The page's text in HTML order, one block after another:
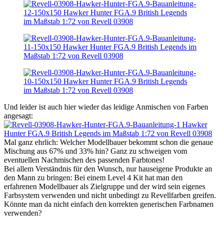
Und leider ist auch hier wieder das leidige Anmischen von Farben
angesagt:
Mal ganz ehrlich: Welcher Modellbauer bekommt schon die genaue
Mischung aus 67% und 33% hin? Ganz zu schweigen vom
eventuellen Nachmischen des passenden Farbtones!
Bei allem Verständnis für den Wunsch, nur hauseigene Produkte an
den Mann zu bringen: Bei einem Level 4 Kit hat man den
erfahrenen Modellbauer als Zielgruppe und der wird sein eigenes
Farbsystem verwenden und nicht unbedingt zu Revellfarben greifen.
Könnte man da nicht einfach den korrekten generischen Farbnamen
verwenden?